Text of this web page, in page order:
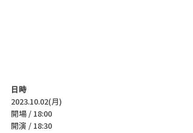
日時
2023.10.02(月)
開場 / 18:00
開演 / 18:30